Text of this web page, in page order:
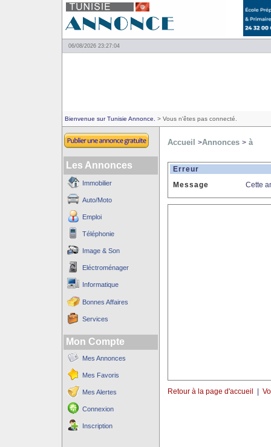
06/08/2026 23:27:04
Bienvenue sur Tunisie Annonce. > Vous n'êtes pas connecté.
Les Annonces
Immobilier
Auto/Moto
Emploi
Téléphonie
Image & Son
Eléctroménager
Informatique
Bonnes Affaires
Services
Mon Compte
Mes Annonces
Mes Favoris
Mes Alertes
Connexion
Inscription
Accueil >Annonces >à
Erreur
Message
Cette
Retour à la page d'accueil